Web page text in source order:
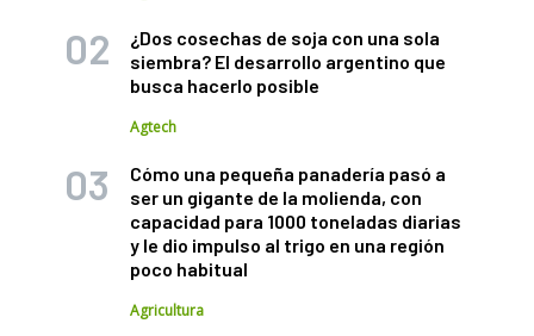
¿Dos cosechas de soja con una sola
siembra? El desarrollo argentino que
busca hacerlo posible
Agtech
Cómo una pequeña panadería pasó a
ser un gigante de la molienda, con
capacidad para 1000 toneladas diarias
y le dio impulso al trigo en una región
poco habitual
Agricultura